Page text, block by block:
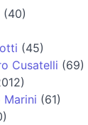
(40)
(45)
Cusatelli (69)
Marini (61)